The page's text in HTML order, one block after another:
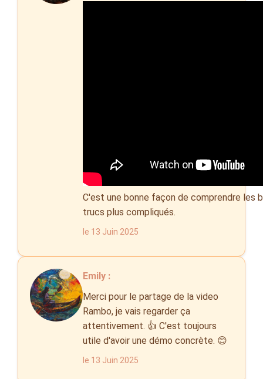
C'est une bonne façon de comprendre les
trucs plus compliqués.
le 13 Juin 2025
Emily :
Merci pour le partage de la video
Rambo, je vais regarder ça
attentivement. 👍 C'est toujours
utile d'avoir une démo concrète. 😊
le 13 Juin 2025